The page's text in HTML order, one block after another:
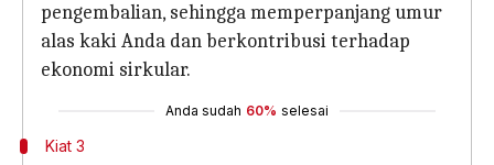
pengembalian, sehingga memperpanjang umur
alas kaki Anda dan berkontribusi terhadap
ekonomi sirkular.
Anda sudah 60% selesai
Kiat 3